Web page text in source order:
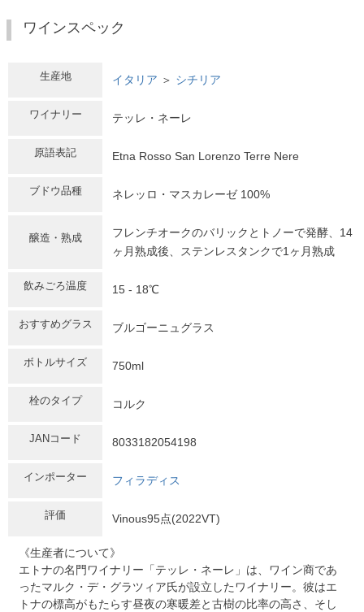
ワインスペック
生産地 イタリア ＞ シチリア
ワイナリー テッレ・ネーレ
原語表記 Etna Rosso San Lorenzo Terre Nere
ブドウ品種 ネレッロ・マスカレーゼ 100%
醸造・熟成
フレンチオークのバリックとトノーで発酵、14
ヶ月熟成後、ステンレスタンクで1ヶ月熟成
飲みごろ温度 15 - 18℃
おすすめグラス ブルゴーニュグラス
ボトルサイズ 750ml
栓のタイプ コルク
JANコード 8033182054198
インポーター フィラディス
評価 Vinous95点(2022VT)
《生産者について》
エトナの名門ワイナリー「テッレ・ネーレ」は、ワイン商であ
ったマルク・デ・グラツィア氏が設立したワイナリー。彼はエ
トナの標高がもたらす昼夜の寒暖差と古樹の比率の高さ、そし